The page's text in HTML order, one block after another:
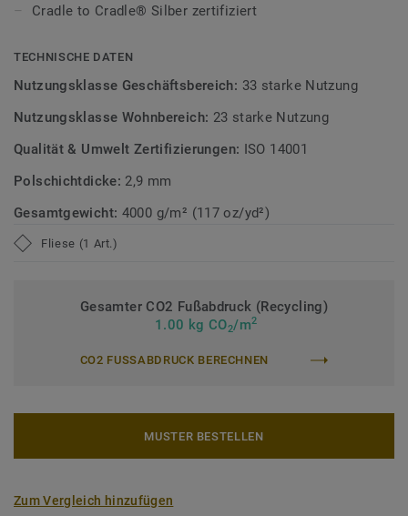
unseren nachhaltigen und kreislauffähigen
Gebrauch.
Teppichfliesen
Cradle to Cradle® Silber zertifiziert
TECHNISCHE DATEN
Nutzungsklasse Geschäftsbereich: 33 starke Nutzung
Nutzungsklasse Wohnbereich: 23 starke Nutzung
Qualität & Umwelt Zertifizierungen: ISO 14001
Polschichtdicke: 2,9 mm
Gesamtgewicht: 4000 g/m² (117 oz/yd²)
Fliese (1 Art.)
Gesamter CO2 Fußabdruck (Recycling)
1.00 kg CO2/m2
CO2 FUSSABDRUCK BERECHNEN
MUSTER BESTELLEN
Zum Vergleich hinzufügen